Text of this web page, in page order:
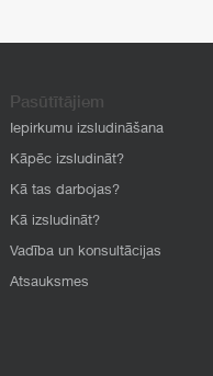
Pasūtītājiem
Iepirkumu izsludināšana
Kāpēc izsludināt?
Kā tas darbojas?
Kā izsludināt?
Vadība un konsultācijas
Atsauksmes